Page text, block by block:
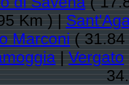
Km ) |
Marconi(
|Vergato